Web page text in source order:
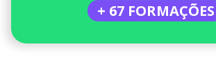
+ 67 FORMAÇÕES